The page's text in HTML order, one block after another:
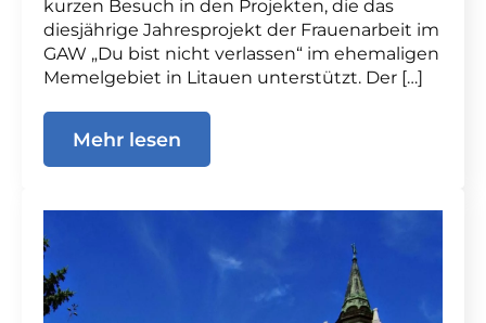
kurzen Besuch in den Projekten, die das
diesjährige Jahresprojekt der Frauenarbeit im
GAW „Du bist nicht verlassen“ im ehemaligen
Memelgebiet in Litauen unterstützt. Der […]
Mehr lesen